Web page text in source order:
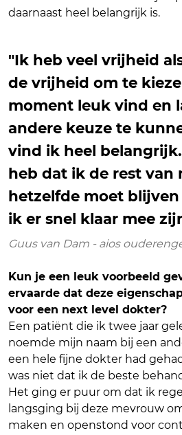
daarnaast heel belangrijk is.
"Ik heb veel vrijheid
de vrijheid om te
moment leuk vind en
andere keuze te
vind ik heel
heb dat ik de rest van
hetzelfde moet
ik er snel klaar mee
Guus van Dam - aios
Kun je een leuk voorbeeld
ervaarde dat deze
voor een next level dokter?
Een patiënt die ik twee jaar
noemde mijn naam bij een
een hele fijne dokter had
was niet dat ik de beste
Het ging er puur om dat ik
langsging bij deze mevrouw
maken en openstond voor